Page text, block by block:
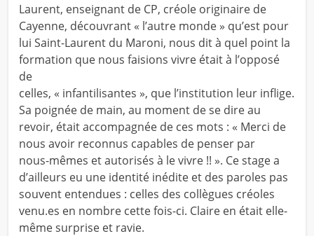
Laurent, enseignant de CP, créole originaire de
Cayenne, découvrant « l’autre monde » qu’est pour
lui Saint-Laurent du Maroni, nous dit à quel point la
formation que nous faisions vivre était à l’opposé
de
celles, « infantilisantes », que l’institution leur inflige.
Sa poignée de main, au moment de se dire au
revoir, était accompagnée de ces mots : « Merci de
nous avoir reconnus capables de penser par
nous-mêmes et autorisés à le vivre !! ». Ce stage a
d’ailleurs eu une identité inédite et des paroles pas
souvent entendues : celles des collègues créoles
venu.es en nombre cette fois-ci. Claire en était elle-
même surprise et ravie.